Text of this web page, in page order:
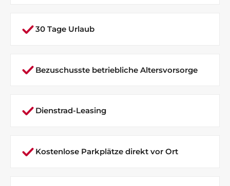
30 Tage Urlaub
Bezuschusste betriebliche Altersvorsorge
Dienstrad-Leasing
Kostenlose Parkplätze direkt vor Ort